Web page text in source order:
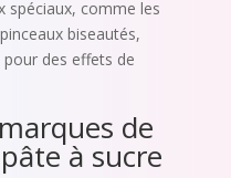
spéciaux, comme les
biseautés,
des effets de
de
à sucre